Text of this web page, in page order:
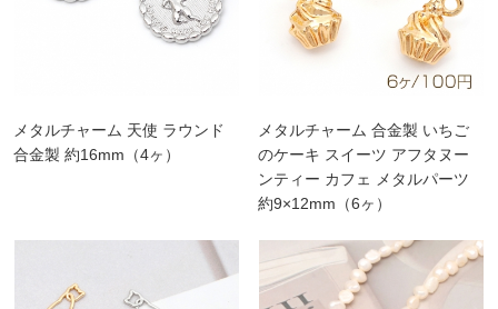
メタルチャーム 天使 ラウンド
合金製 約16mm（4ヶ）
メタルチャーム 合金製 いちご
のケーキ スイーツ アフタヌー
ンティー カフェ メタルパーツ
約9×12mm（6ヶ）